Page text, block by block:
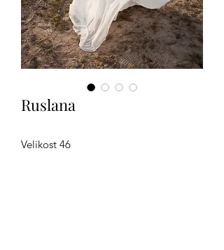
Ruslana
Velikost 46